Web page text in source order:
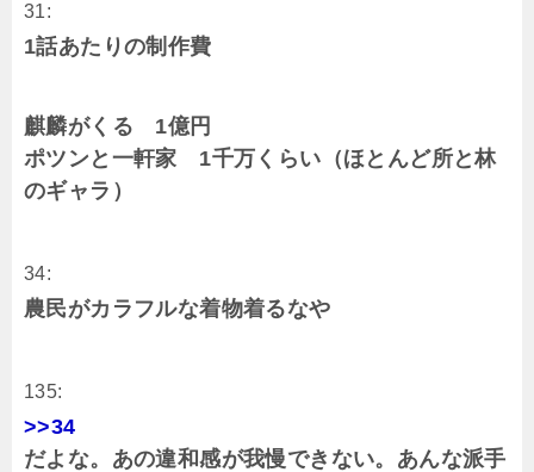
31:
1話あたりの制作費
麒麟がくる 1億円
ポツンと一軒家 1千万くらい（ほとんど所と林
のギャラ）
34:
農民がカラフルな着物着るなや
135:
>>34
だよな。あの違和感が我慢できない。あんな派手